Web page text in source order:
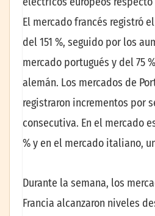
El mercado francés registró
del 151 %, seguido por los
mercado portugués y del 75
alemán. Los mercados de
registraron incrementos por
consecutiva. En el mercado
% y en el mercado italiano,
Durante la semana, los
Francia alcanzaron niveles